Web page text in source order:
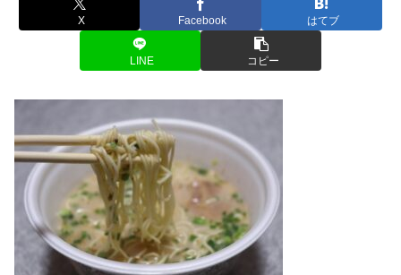
X Facebook はてブ
LINE コピー